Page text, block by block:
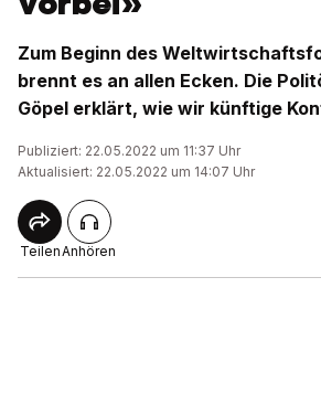
Zum Beginn des
brennt es an allen Ecken. Die
Göpel erklärt, wie wir künftige
Publiziert: 22.05.2022 um 11:37 Uhr
Aktualisiert: 22.05.2022 um 14:07 Uhr
TeilenAnhören